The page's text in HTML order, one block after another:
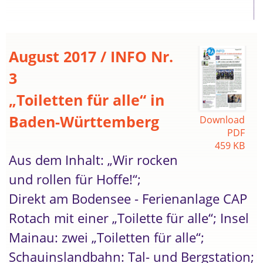
Download
PDF
459 KB
August 2017 / INFO Nr.
3
„Toiletten für alle“ in
Baden-Württemberg
Aus dem Inhalt: „Wir rocken
und rollen für Hoffe!“;
Direkt am Bodensee - Ferienanlage CAP
Rotach mit einer „Toilette für alle“; Insel
Mainau: zwei „Toiletten für alle“;
Schauinslandbahn: Tal- und Bergstation;